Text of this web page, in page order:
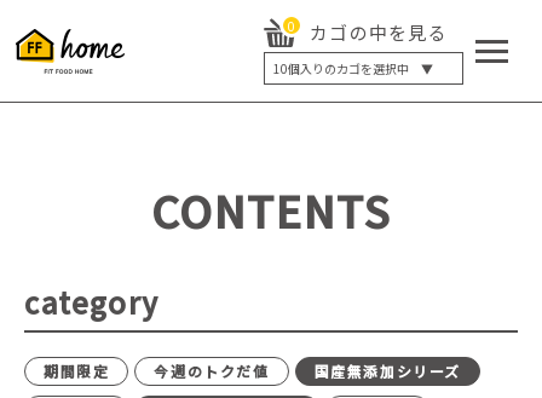
0 カゴの中を見る
10個入りのカゴを選択中 ▼
5個入り
20個入り
最大12%OFF
CONTENTS
category
期間限定 今週のトクだ値
国産無添加シリーズ